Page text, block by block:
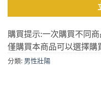
購買提示:一次購買不同
僅購買本商品可以選擇
分類: 男性壯陽